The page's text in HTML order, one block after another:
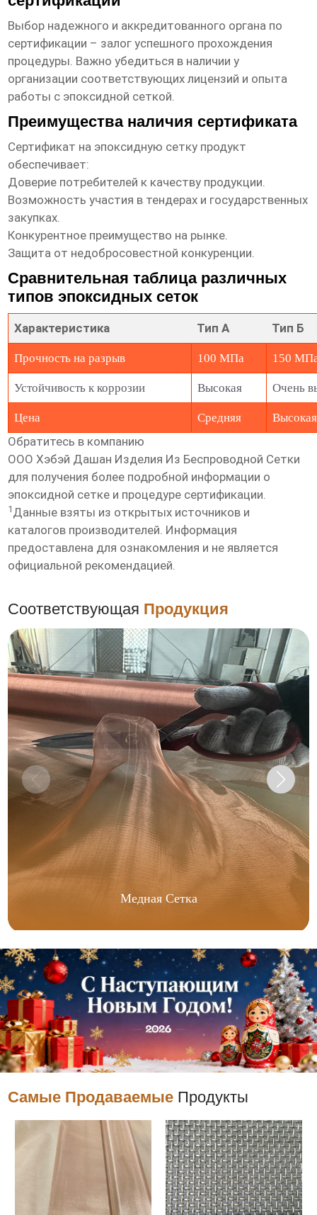
Выбор надежного и аккредитованного органа по
сертификации – залог успешного прохождения
процедуры. Важно убедиться в наличии у
организации соответствующих лицензий и опыта
работы с эпоксидной сеткой.
Преимущества наличия сертификата
Сертификат на эпоксидную сетку продукт
обеспечивает:
Доверие потребителей к качеству продукции.
Возможность участия в тендерах и государственных
закупках.
Конкурентное преимущество на рынке.
Защита от недобросовестной конкуренции.
Сравнительная таблица различных
типов эпоксидных сеток
Характеристика Тип А Тип Б
Прочность на разрыв 100 МПа 150
Устойчивость к коррозии Высокая Очень
Цена Средняя Высокая
Обратитесь в компанию
ООО Хэбэй Дашан Изделия Из Беспроводной Сетки
для получения более подробной информации о
эпоксидной сетке и процедуре сертификации.
1 Данные взяты из открытых источников и
каталогов производителей. Информация
предоставлена для ознакомления и не является
официальной рекомендацией.
Соответствующая Продукция
Медная Сетка
Самые Продаваемые Продукты